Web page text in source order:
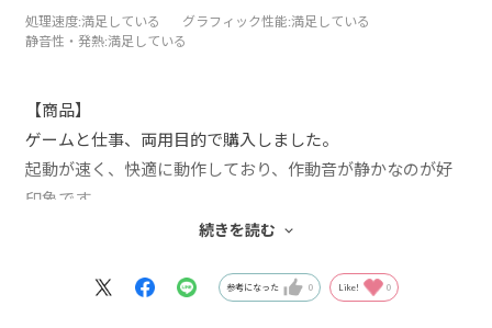
処理速度:満足している グラフィック性能:満足している
静音性・発熱:満足している
【商品】
ゲームと仕事、両用目的で購入しました。
起動が速く、快適に動作しており、作動音が静かなのが好
印象です。
しかったです。
続きを読む
参考になった 0 Like! 0